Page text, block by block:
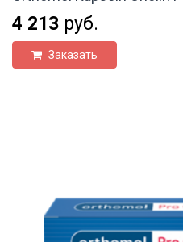
4 213 руб.
Заказать